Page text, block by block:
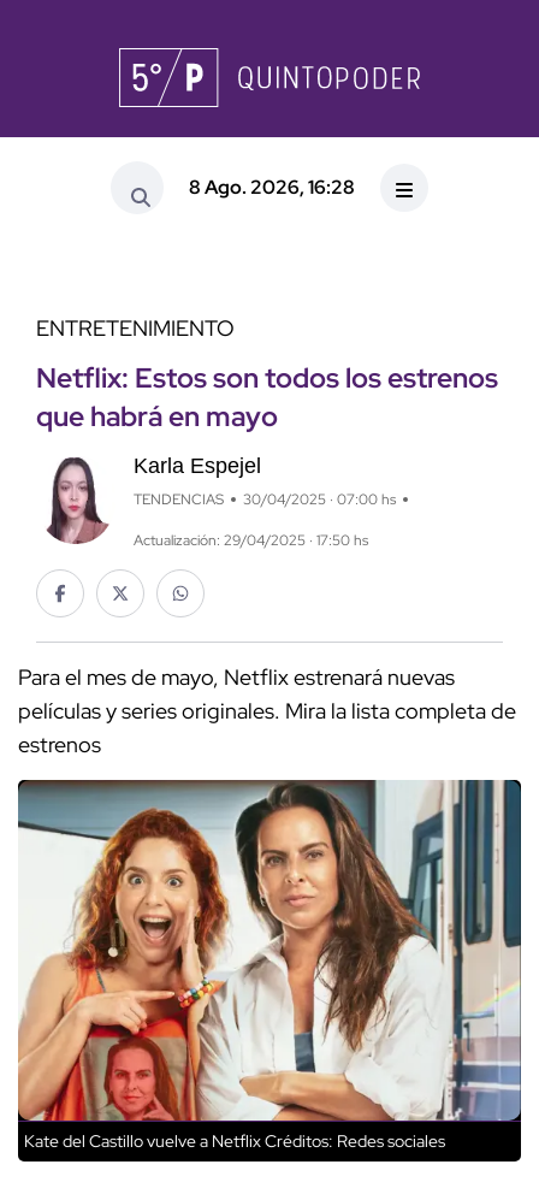
8 Ago. 2026, 16:28
ENTRETENIMIENTO
Netflix: Estos son todos los estrenos
que habrá en mayo
Karla Espejel
TENDENCIAS 30/04/2025 · 07:00 hs
Actualización: 29/04/2025 · 17:50 hs
Para el mes de mayo, Netflix estrenará nuevas
películas y series originales. Mira la lista completa de
estrenos
Kate del Castillo vuelve a NetflixCréditos: Redes sociales